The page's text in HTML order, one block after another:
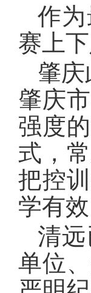
作
赛上下
肇庆
肇庆
强度
式，
把控
学有
清
单位